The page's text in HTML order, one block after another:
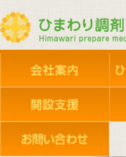
会社概要
エントリーフォーム
在宅支援依頼
新人採用・共育
夢プロジェクト
新人採用・共育
地域活動